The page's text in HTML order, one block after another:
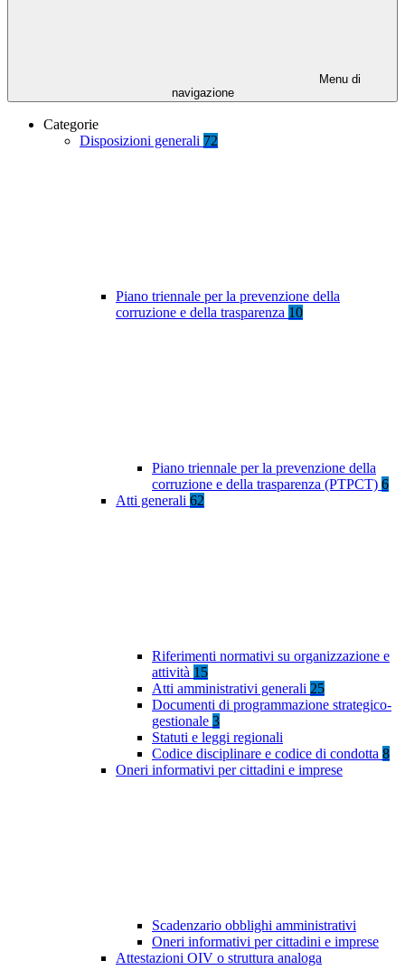
Menu di
navigazione
Categorie
Disposizioni generali 72
Piano triennale per la prevenzione della
corruzione e della trasparenza 10
Piano triennale per la prevenzione della
corruzione e della trasparenza (PTPCT) 6
Atti generali 62
Riferimenti normativi su organizzazione e
attività 15
Atti amministrativi generali 25
Documenti di programmazione strategico-
gestionale 3
Statuti e leggi regionali
Codice disciplinare e codice di condotta 8
Oneri informativi per cittadini e imprese
Scadenzario obblighi amministrativi
Oneri informativi per cittadini e imprese
Attestazioni OIV o struttura analoga